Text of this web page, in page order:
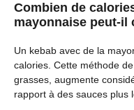
Combien de
mayonnaise peut-il
Un kebab avec de la
calories. Cette méthode
grasses, augmente
rapport à des sauces plus